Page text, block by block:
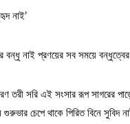
নাই’
নাই প্রণয়ের সব সময়ে
তরী সরি এই সংসার রূপ সাগরের
গুরুভার চেপে থাকে পিরিত বিনে